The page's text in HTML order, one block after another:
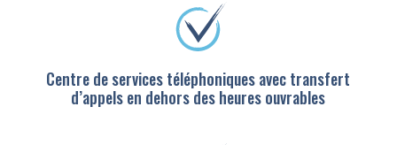
Centre de services téléphoniques avec transfert
d’appels en dehors des heures ouvrables